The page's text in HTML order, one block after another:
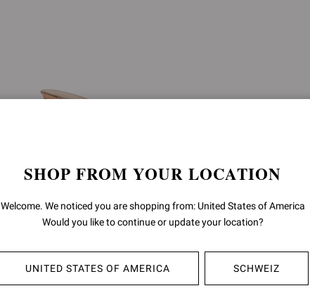
SOFIA MULE 70
SHOP FROM YOUR LOCATION
Welcome. We noticed you are shopping from: United States of America
Would you like to continue or update your location?
UNITED STATES OF AMERICA SCHWEIZ